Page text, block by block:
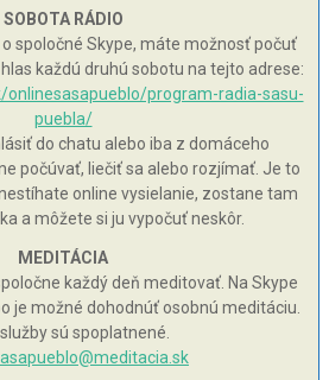
SOBOTA RÁDIO
spoločné Skype, máte možnosť počuť
každú druhú sobotu na tejto adrese:
program-radia-sasu-
puebla/
do chatu alebo iba z domáceho
počúvať, liečiť sa alebo rozjímať. Je to
online vysielanie, zostane tam
a môžete si ju vypočuť neskôr.
MEDITÁCIA
každý deň meditovať. Na Skype
je možné dohodnúť osobnú meditáciu.
sú spoplatnené.